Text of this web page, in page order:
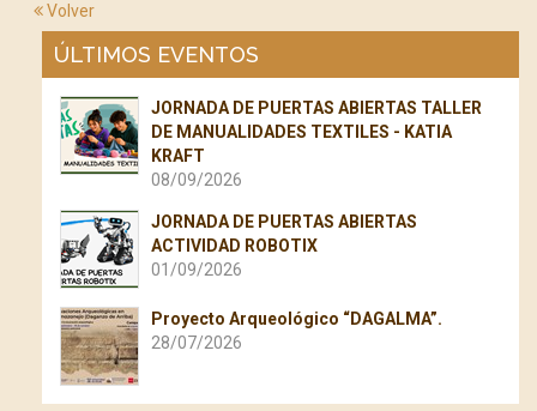
Volver
ÚLTIMOS EVENTOS
JORNADA DE PUERTAS ABIERTAS TALLER
DE MANUALIDADES TEXTILES - KATIA
KRAFT
08/09/2026
JORNADA DE PUERTAS ABIERTAS
ACTIVIDAD ROBOTIX
01/09/2026
Proyecto Arqueológico “DAGALMA”.
28/07/2026